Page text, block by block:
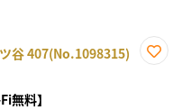
谷 407(No.1098315)
無料】